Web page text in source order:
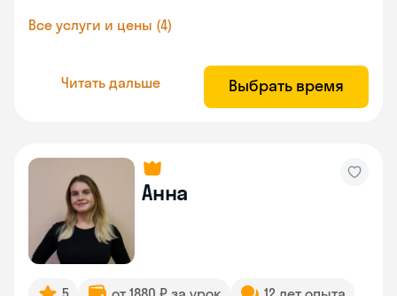
Все услуги и цены (4)
Читать дальше Выбрать время
Анна